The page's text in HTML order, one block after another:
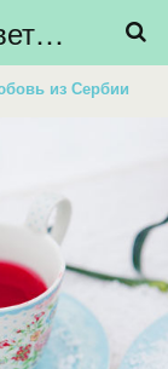
Свадебный блог - советы невестам, подготовка к свадьбе - HiBride
из Сербии